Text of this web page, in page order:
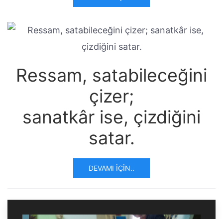
Ressam, satabileceğini
çizer;
sanatkâr ise, çizdiğini
satar.
DEVAMI İÇIN..